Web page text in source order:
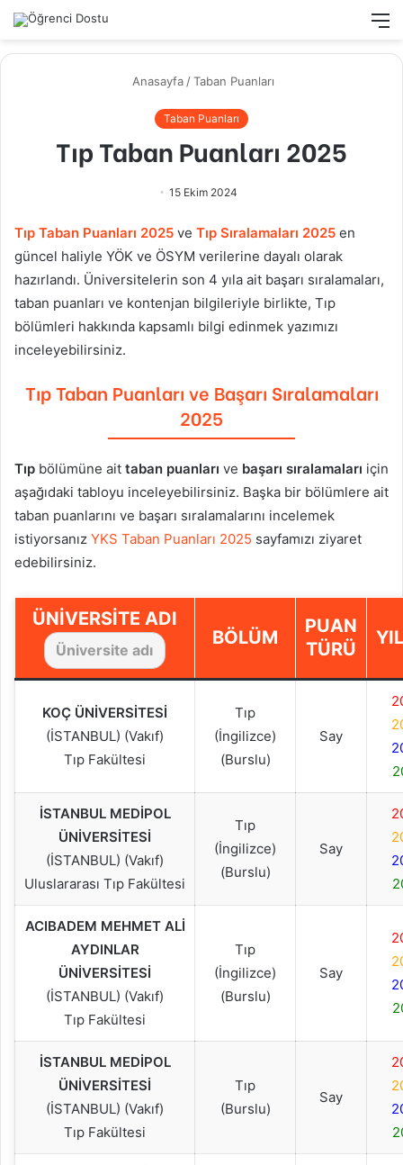
Arama
Anasayfa /Taban Puanları
Taban Puanları
Tıp Taban Puanları 2025
15 Ekim 2024
Tıp Taban Puanları 2025 ve Tıp Sıralamaları 2025 en
güncel haliyle YÖK ve ÖSYM verilerine dayalı olarak
hazırlandı. Üniversitelerin son 4 yıla ait başarı sıralamaları,
taban puanları ve kontenjan bilgileriyle birlikte, Tıp
bölümleri hakkında kapsamlı bilgi edinmek yazımızı
inceleyebilirsiniz.
TıpTaban Puanları ve Başarı Sıralamaları
2025
Tıp bölümüne ait taban puanları ve başarı sıralamaları için
aşağıdaki tabloyu inceleyebilirsiniz. Başka bir bölümlere ait
taban puanlarını ve başarı sıralamalarını incelemek
istiyorsanız YKS Taban Puanları 2025 sayfamızı ziyaret
edebilirsiniz.
ÜNIVERSITE ADI
BÖLÜM
PUAN
TÜRÜ
KOÇ ÜNİVERSİTESİ
(İSTANBUL) (Vakıf)
Tıp Fakültesi
Tıp
(İngilizce)
(Burslu)
Say
İSTANBUL MEDİPOL
ÜNİVERSİTESİ
(İSTANBUL) (Vakıf)
Uluslararası Tıp Fakültesi
Tıp
(İngilizce)
(Burslu)
Say
ACIBADEM MEHMET ALİ
AYDINLAR
ÜNİVERSİTESİ
(İSTANBUL) (Vakıf)
Tıp Fakültesi
Tıp
(İngilizce)
(Burslu)
Say
İSTANBUL MEDİPOL
ÜNİVERSİTESİ
(İSTANBUL) (Vakıf)
Tıp Fakültesi
Tıp
(Burslu)
Say